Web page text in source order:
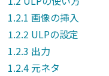
画像の挿入
ULPの設定
出力
元ネタ